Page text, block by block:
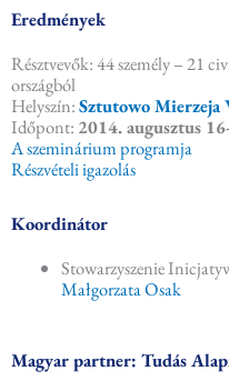
Eredmények
Résztvevők: 44 személy – 21
országból
Helyszín:Sztutowo Mierzeja
Időpont: 2014. augusztus
A szeminárium programja
Részvételi igazolás
Koordinátor
Stowarzyszenie
Małgorzata Osak
Magyar partner: Tudás